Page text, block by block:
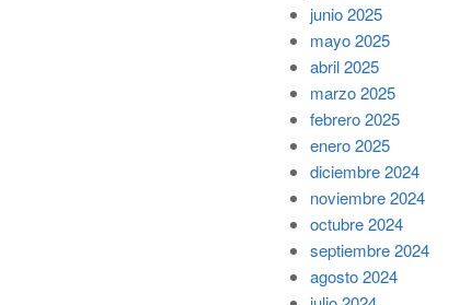
junio 2025
mayo 2025
abril 2025
marzo 2025
febrero 2025
enero 2025
diciembre 2024
noviembre 2024
octubre 2024
septiembre 2024
agosto 2024